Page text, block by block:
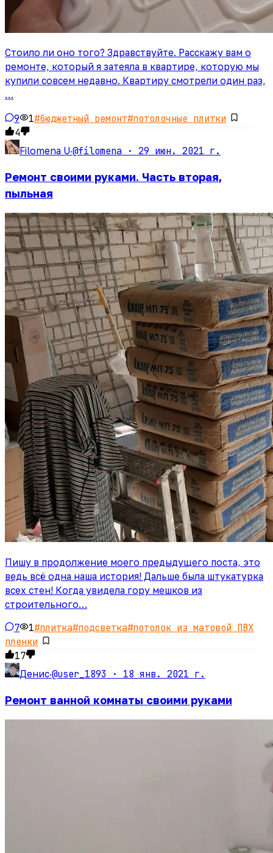
Стоило ли оно того? Здравствуйте. Расскажу вам о
ремонте, который я затеяла в квартире, которую мы
купили совсем недавно. Квартиру смотрели один раз,
…
9 1#бюджетный ремонт#потолочные плитки
4
Filomena U·@filomena · 29 июн. 2021 г.
Ремонт своими руками. Часть вторая,
пыльная
Пишу в продолжение моего предыдущего поста, это
ведь всё одна наша история! Дальше была штукатурка
всех стен! Когда увидела гору мешков из
строительного…
7 1#плитка#подсветка#потолок из матовой ПВХ
пленки
17
Денис·@user_1893 · 18 янв. 2021 г.
Ремонт ванной комнаты своими руками